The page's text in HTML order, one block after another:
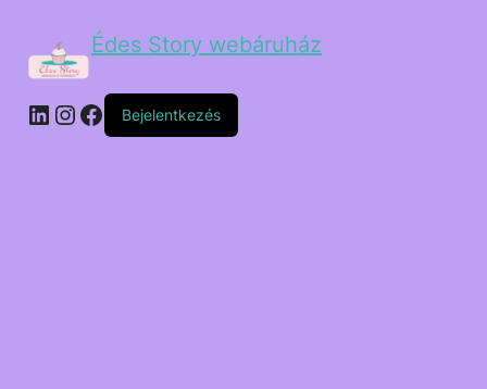
Édes Story webáruház
Bejelentkezés